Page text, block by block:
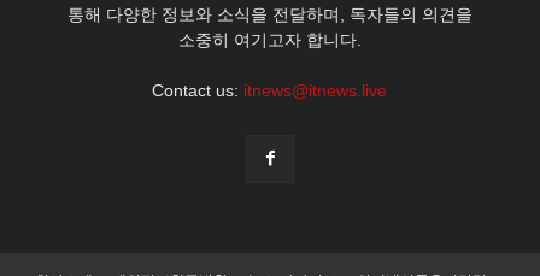
통해 다양한 정보와 소식을 전달하며, 독자들의 의견을
소중히 여기고자 합니다.
Contact us: itnews@itnews.live